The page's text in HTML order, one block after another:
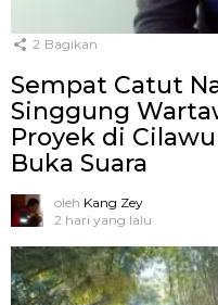
2 Bagikan
Sempat Catut
Singgung
Proyek di
Buka Suara
oleh Kang Zey
2 hari yang lalu